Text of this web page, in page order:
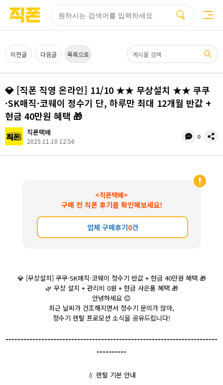
이전글 다음글 목록으로
💎 [직폰 직영 온라인] 11/10 ★★ 무상설치 ★★ 쿠쿠
·SK매직·코웨이 정수기 단, 하루만 최대 12개월 반값 +
현금 40만원 혜택 🎁
직폰택배
2025.11.10 12:56
댓
수
0
공
<직폰택배>
구매 전 직폰 후기를 확인해보세요!
업체 구매후기0건
💎[무상설치] 쿠쿠·SK매직·코웨이 정수기 반값 + 현금 40만원 혜택 🎁
🌿무상 설치 + 관리비 0원 + 현금 사은품 혜택 🎁
안녕하세요 😊
최근 날씨가 건조해지면서 정수기 문의가 많아,
정수기 렌탈 프로모션 소식을 공유드립니다!
-----------------------------------------------------------------------
----------
💧 렌탈 기본 안내
페이지
페이지
페이지
페이지